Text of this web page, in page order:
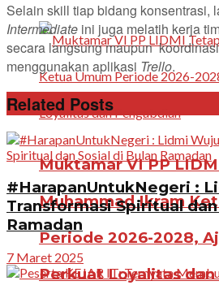
Muktamar VI PP
Muhammad Ikram
Periode 2026-2028,
Perkuat Loyalitas
Selain skill tiap bidang konsentrasi,
Intermediate ini juga melatih kerja
secara langsung maupun
menggunakan aplikasi Trello.
Related Posts
#HarapanUntukNegeri :
Transformasi Spiritual
Ramadan
7 Maret 2025